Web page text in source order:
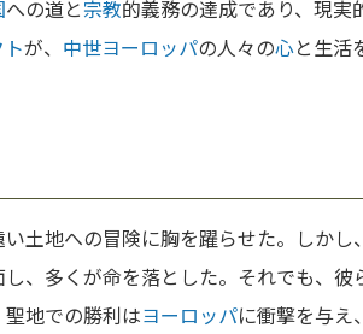
への道と宗教的義務の達成であり、現
が、 中世ヨーロッパの人々の心と生活
土地への冒険に胸を躍らせた。しかし
、多くが命を落とした。それでも、彼
地での勝利はヨーロッパに衝撃を与え